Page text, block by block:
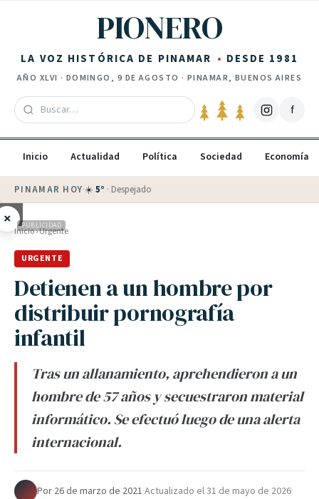
PIONERO
LA VOZ HISTÓRICA DE PINAMAR DESDE 1981
AÑO XLVI · DOMINGO, 9 DE AGOSTO · PINAMAR, BUENOS AIRES
f
Inicio Actualidad Política Sociedad Economía
PINAMAR HOY·💵 Dólar blue$1525
× PUBLICIDAD
Inicio›Urgente
URGENTE
Detienen a un hombre por
distribuir pornografía
infantil
Tras un allanamiento, aprehendieron a un
hombre de 57 años y secuestraron material
informático. Se efectuó luego de una alerta
internacional.
Por·26 de marzo de 2021·Actualizado el31 de mayo de 2026·